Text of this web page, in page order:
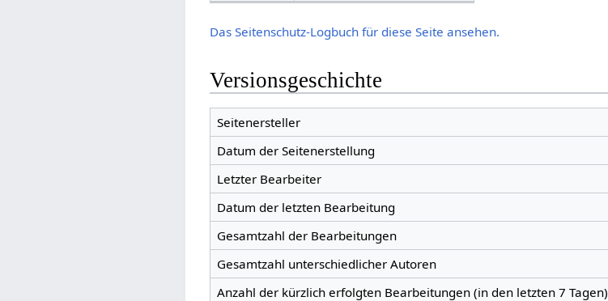
Das Seitenschutz-Logbuch für diese Seite ansehen.
Versionsgeschichte
Seitenersteller
Datum der Seitenerstellung
Letzter Bearbeiter
Datum der letzten Bearbeitung
Gesamtzahl der Bearbeitungen
Gesamtzahl unterschiedlicher Autoren
Anzahl der kürzlich erfolgten Bearbeitungen (in den letzten 7 Tagen)